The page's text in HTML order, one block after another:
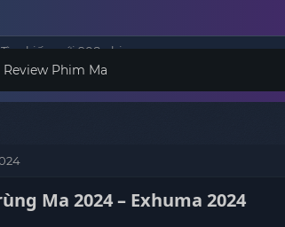
Review Phim Ma
Ma 2024 – Exhuma 2024